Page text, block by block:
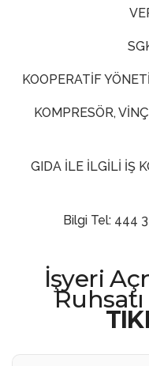
KOOPERATİF
KOMPRESÖR,
GIDA İLE İLGİLİ İŞ
Bilgi Tel: 444
İşyeri